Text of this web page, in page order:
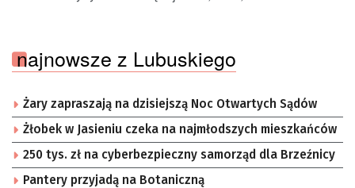
najnowsze z Lubuskiego
Żary zapraszają na dzisiejszą Noc Otwartych Sądów
Żłobek w Jasieniu czeka na najmłodszych mieszkańców
250 tys. zł na cyberbezpieczny samorząd dla Brzeźnicy
Pantery przyjadą na Botaniczną